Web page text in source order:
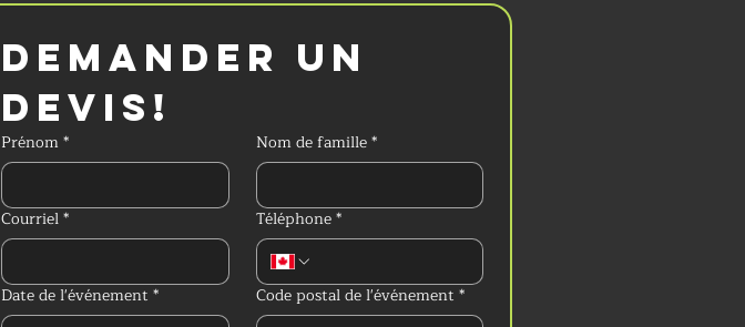
Demander un
devis!
Prénom* Nom de famille*
Courriel* Téléphone*
Date de l'événement * Code postal de l'événement *